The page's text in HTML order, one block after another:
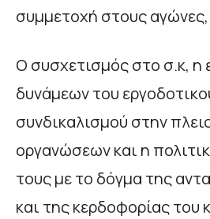
συμμετοχή στους αγώνες,
Ο συσχετισμός στο σ.κ, η
δυνάμεων του
συνδικαλισμού στην
οργανώσεων και η
τους με το δόγμα της
και της κερδοφορίας του